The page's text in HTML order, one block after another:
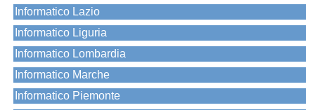
Informatico Lazio
Informatico Liguria
Informatico Lombardia
Informatico Marche
Informatico Piemonte